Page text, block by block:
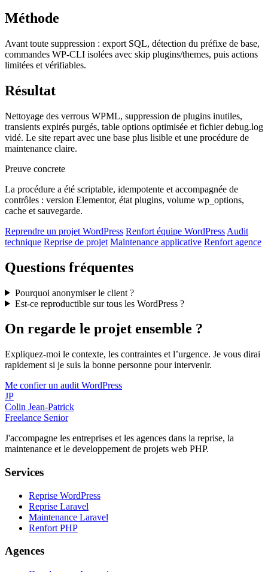
Méthode
Avant toute suppression : export SQL, détection du préfixe de base,
commandes WP-CLI isolées avec skip plugins/themes, puis actions
limitées et vérifiables.
Résultat
Nettoyage des verrous WPML, suppression de plugins inutiles,
transients expirés purgés, table options optimisée et fichier debug.log
vidé. Le site repart avec une base plus lisible et une procédure de
maintenance claire.
Preuve concrete
La procédure a été scriptable, idempotente et accompagnée de
contrôles : version Elementor, état plugins, volume wp_options,
cache et sauvegarde.
Reprendre un projet WordPress Renfort équipe WordPress Audit
technique Reprise de projet Maintenance applicative Renfort agence
Questions fréquentes
Pourquoi anonymiser le client ?
Est-ce reproductible sur tous les WordPress ?
On regarde le projet ensemble ?
Expliquez-moi le contexte, les contraintes et l’urgence. Je vous dirai
rapidement si je suis la bonne personne pour intervenir.
Me confier un audit WordPress
JP
Colin Jean-Patrick
Freelance Senior
J'accompagne les entreprises et les agences dans la reprise, la
maintenance et le developpement de projets web PHP.
Services
Reprise WordPress
Reprise Laravel
Maintenance Laravel
Renfort PHP
Agences